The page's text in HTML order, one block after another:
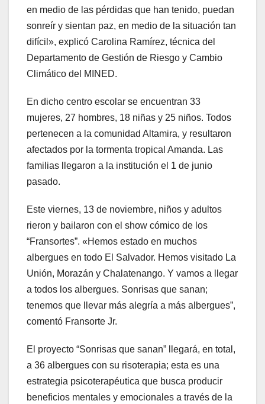
en medio de las pérdidas que han tenido, puedan
sonreír y sientan paz, en medio de la situación tan
difícil», explicó Carolina Ramírez, técnica del
Departamento de Gestión de Riesgo y Cambio
Climático del MINED.
En dicho centro escolar se encuentran 33
mujeres, 27 hombres, 18 niñas y 25 niños. Todos
pertenecen a la comunidad Altamira, y resultaron
afectados por la tormenta tropical Amanda. Las
familias llegaron a la institución el 1 de junio
pasado.
Este viernes, 13 de noviembre, niños y adultos
rieron y bailaron con el show cómico de los
“Fransortes”. «Hemos estado en muchos
albergues en todo El Salvador. Hemos visitado La
Unión, Morazán y Chalatenango. Y vamos a llegar
a todos los albergues. Sonrisas que sanan;
tenemos que llevar más alegría a más albergues”,
comentó Fransorte Jr.
El proyecto “Sonrisas que sanan” llegará, en total,
a 36 albergues con su risoterapia; esta es una
estrategia psicoterapéutica que busca producir
beneficios mentales y emocionales a través de la